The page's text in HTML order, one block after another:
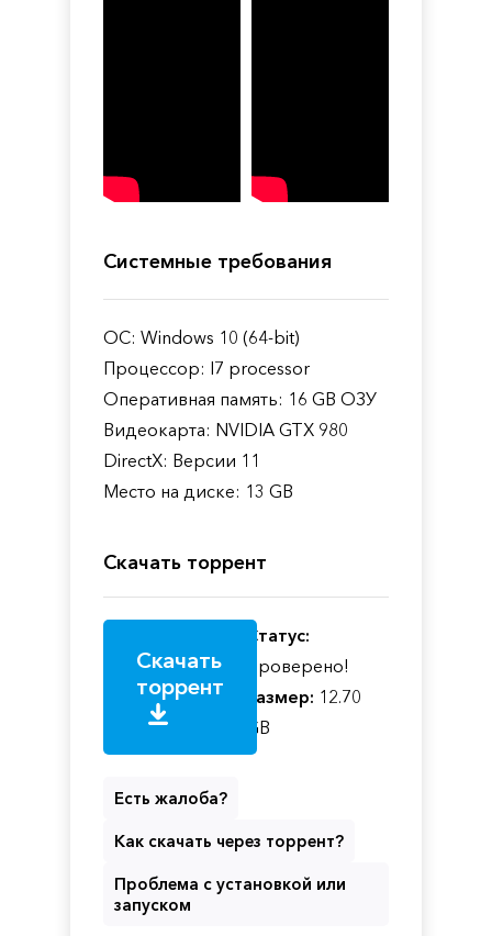
Системные требования
ОС: Windows 10 (64-bit)
Процессор: I7 processor
Оперативная память: 16 GB ОЗУ
Видеокарта: NVIDIA GTX 980
DirectX: Версии 11
Место на диске: 13 GB
Скачать торрент
Скачать
торрент
Статус:
Проверено!
Размер: 12.70
GB
Есть жалоба?
Как скачать через торрент?
Проблема с установкой или
запуском